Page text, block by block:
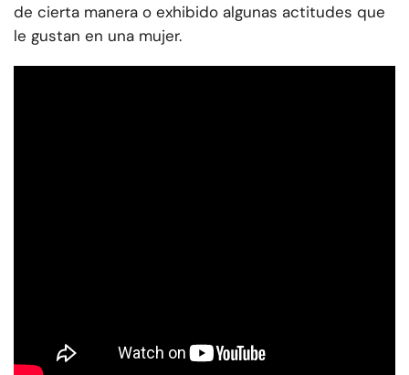
de cierta manera o exhibido algunas actitudes que
le gustan en una mujer.